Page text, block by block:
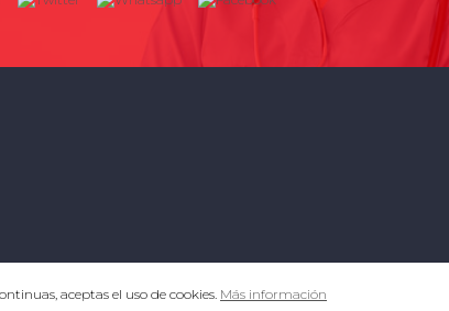
aceptas el uso de cookies. Más información